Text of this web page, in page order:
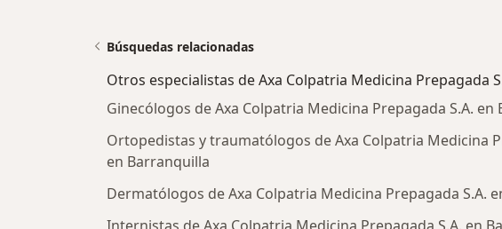
Búsquedas relacionadas
Otros especialistas de Axa Colpatria Medicina Prepagada
Ginecólogos de Axa Colpatria Medicina Prepagada S.A. en
Ortopedistas y traumatólogos de Axa Colpatria Medicina
en Barranquilla
Dermatólogos de Axa Colpatria Medicina Prepagada S.A.